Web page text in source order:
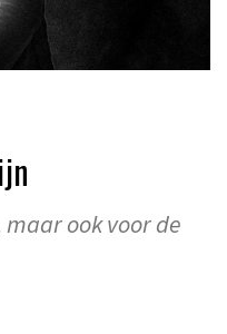
maar ook voor de